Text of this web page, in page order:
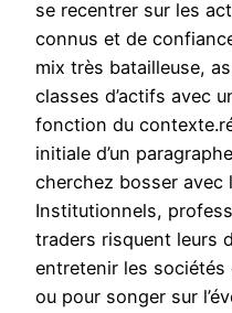
se recentrer sur les
connus et de
mix très batailleuse,
classes d’actifs avec
fonction du
initiale d’un
cherchez bosser avec
Institutionnels,
traders risquent leurs
entretenir les
ou pour songer sur